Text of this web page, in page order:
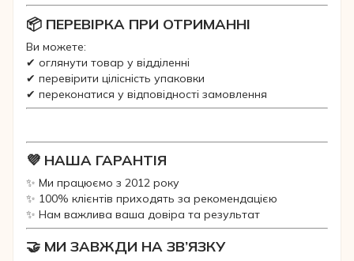
📦 ПЕРЕВІРКА ПРИ ОТРИМАННІ
Ви можете:
✔ оглянути товар у відділенні
✔ перевірити цілісність упаковки
✔ переконатися у відповідності замовлення
💜 НАША ГАРАНТІЯ
✨ Ми працюємо з 2012 року
✨ 100% клієнтів приходять за рекомендацією
✨ Нам важлива ваша довіра та результат
🤝 МИ ЗАВЖДИ НА ЗВ’ЯЗКУ